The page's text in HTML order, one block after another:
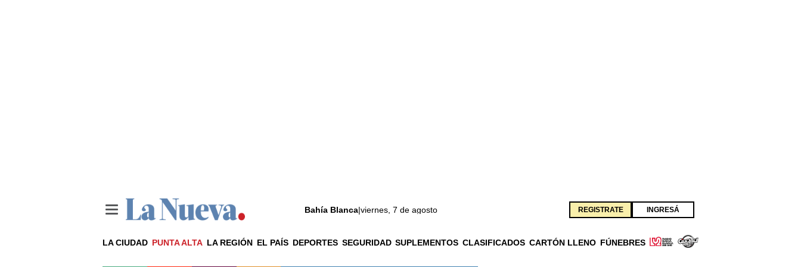
Bahía Blanca|viernes, 7 de agosto REGISTRATE INGRESÁ
LA CIUDAD PUNTA ALTA LA REGIÓN EL PAÍS DEPORTES SEGURIDAD SUPLEMENTOS CLASIFICADOS CARTÓN LLENO FÚNEBRES